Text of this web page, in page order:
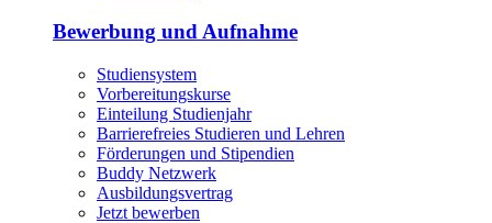
Bewerbung und Aufnahme
Studiensystem
Vorbereitungskurse
Einteilung Studienjahr
Barrierefreies Studieren und Lehren
Förderungen und Stipendien
Buddy Netzwerk
Ausbildungsvertrag
Jetzt bewerben